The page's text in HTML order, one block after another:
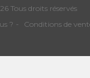
Tous droits réservés
?
Conditions de